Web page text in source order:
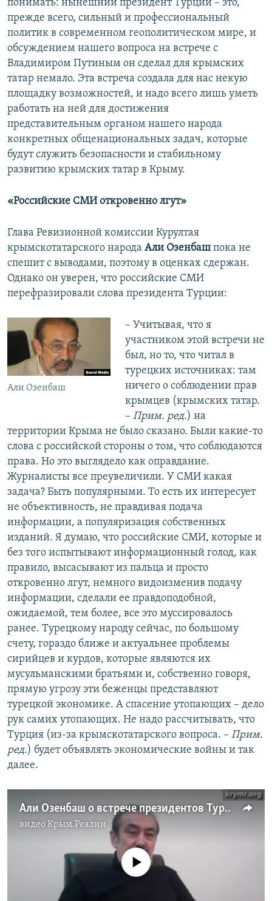
понимать: нынешний президент Турции – это,
прежде всего, сильный и профессиональный
политик в современном геополитическом мире, и
обсуждением нашего вопроса на встрече с
Владимиром Путиным он сделал для крымских
татар немало. Эта встреча создала для нас некую
площадку возможностей, и надо всего лишь уметь
работать на ней для достижения
представительным органом нашего народа
конкретных общенациональных задач, которые
будут служить безопасности и стабильному
развитию крымских татар в Крыму.
«Российские СМИ откровенно лгут»
Глава Ревизионной комиссии Курултая
крымскотатарского народа Али Озенбаш пока не
спешит с выводами, поэтому в оценках сдержан.
Однако он уверен, что российские СМИ
перефразировали слова президента Турции:
Али Озенбаш
– Учитывая, что я
участником этой встречи не
был, но то, что читал в
турецких источниках: там
ничего о соблюдении прав
крымцев (крымских татар.
– Прим. ред.) на
территории Крыма не было сказано. Были какие-то
слова с российской стороны о том, что соблюдаются
права. Но это выглядело как оправдание.
Журналисты все преувеличили. У СМИ какая
задача? Быть популярными. То есть их интересует
не объективность, не правдивая подача
информации, а популяризация собственных
изданий. Я думаю, что российские СМИ, которые и
без того испытывают информационный голод, как
правило, высасывают из пальца и просто
откровенно лгут, немного видоизменив подачу
информации, сделали ее правдоподобной,
ожидаемой, тем более, все это муссировалось
ранее. Турецкому народу сейчас, по большому
счету, гораздо ближе и актуальнее проблемы
сирийцев и курдов, которые являются их
мусульманскими братьями и, собственно говоря,
прямую угрозу эти беженцы представляют
турецкой экономике. А спасение утопающих – дело
рук самих утопающих. Не надо рассчитывать, что
Турция (из-за крымскотатарского вопроса. – Прим.
ред.) будет объявлять экономические войны и так
далее.
Али Озенбаш о встрече президентов Турции и России
видео Крым.Реалии
No media source currently available